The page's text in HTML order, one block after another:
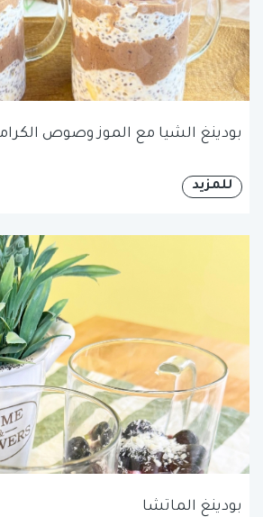
بودينغ الشيا مع الموز وصوص
للمزيد
بودينغ الماتشا